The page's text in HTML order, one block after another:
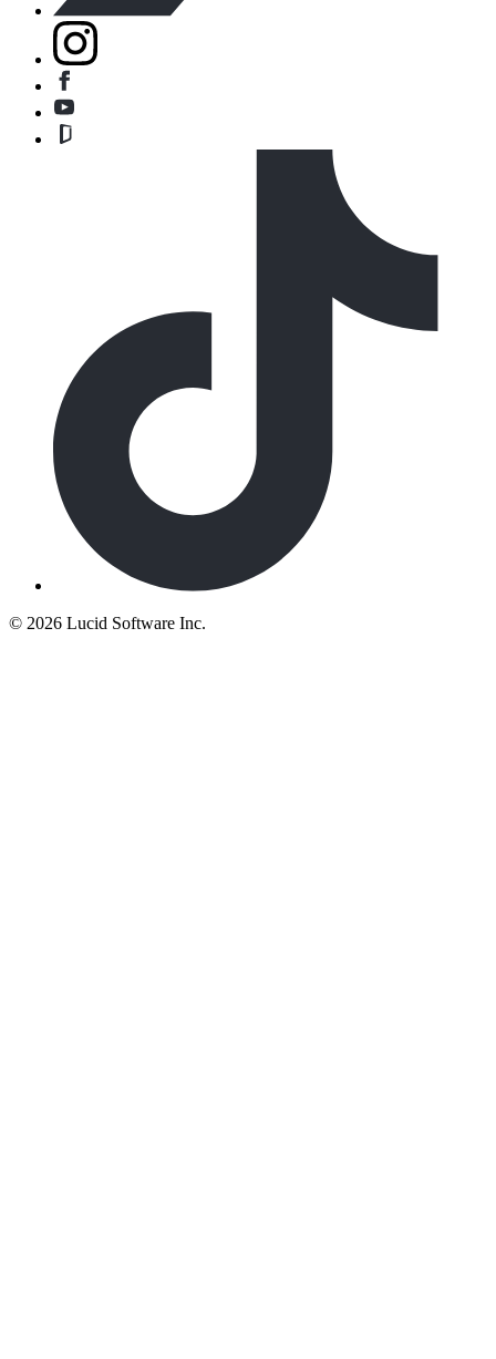
© 2026 Lucid Software Inc.